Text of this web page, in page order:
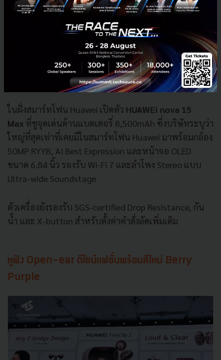
ในฝั่งสมาร์ทโฟน Huawei เปิดตัว HUAWEI nova 15
Max ที่ชูจุดเด่นด้านแบตเตอรี่ 8,500mAh ซึ่งบริษัทระบุว่า
ใหญ่ที่สุดเท่าที่เคยมีในสมาร์ทโฟน Huawei มาพร้อมกล้อง
50MP RYYB, AI Best Expression และหน้าจอ OLED
ขนาด 6.84 นิ้ว รองรับ Wi-Fi 7 และลำโพง Stereo แบบ
Ultra-wide Soundstage
ตัวเครื่องยังรองรับ SGS-certified Drop Resistance, กัน
น้ำ และ X-button สำหรับตั้งค่าคำสั่งลัดเพิ่มเติม
หูฟัง Open-ear ดีไซน์แฟชั่นพร้อมสีใหม่ Berry
Purple